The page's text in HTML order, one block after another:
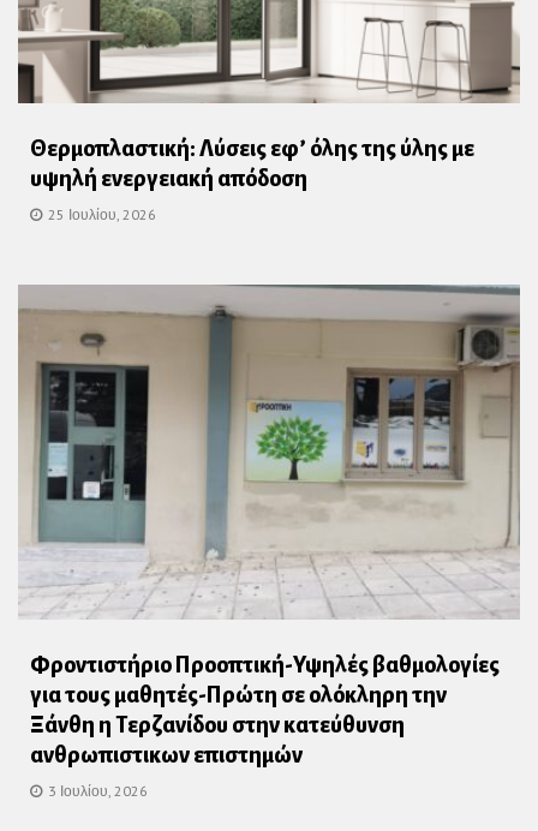
Θερμοπλαστική: Λύσεις εφ’ όλης της ύλης με
υψηλή ενεργειακή απόδοση
25 Ιουλίου, 2026
Φροντιστήριο Προοπτική-Υψηλές βαθμολογίες
για τους μαθητές-Πρώτη σε ολόκληρη την
Ξάνθη η Τερζανίδου στην κατεύθυνση
ανθρωπιστικων επιστημών
3 Ιουλίου, 2026